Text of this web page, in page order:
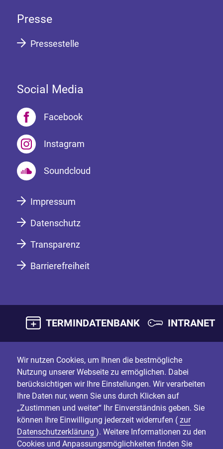
Presse
Pressestelle
Social Media
Facebook
Instagram
Soundcloud
Impressum
Datenschutz
Transparenz
Barrierefreiheit
TERMINDATENBANK INTRANET
Wir nutzen Cookies, um Ihnen die bestmögliche
Nutzung unserer Webseite zu ermöglichen. Dabei
berücksichtigen wir Ihre Einstellungen. Wir verarbeiten
Ihre Daten nur, wenn Sie uns durch Klicken auf
„Zustimmen und weiter“ Ihr Einverständnis geben. Sie
können Ihre Einwilligung jederzeit widerrufen ( zur
Datenschutzerklärung ). Weitere Informationen zu den
Cookies und Anpassungsmöglichkeiten finden Sie